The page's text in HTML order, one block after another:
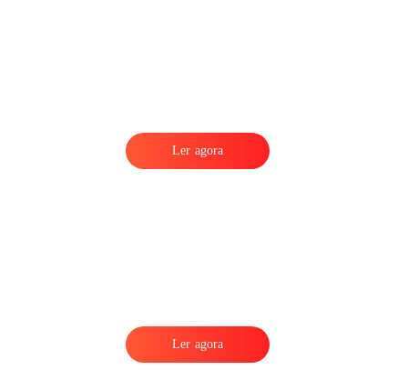
Ler agora
Ler agora